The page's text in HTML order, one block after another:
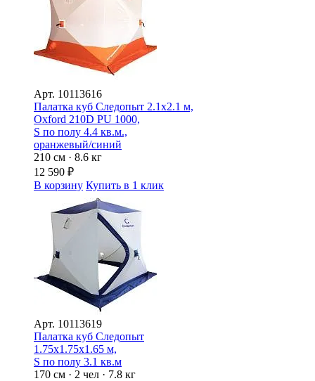
Арт. 10113616
Палатка куб Следопыт 2.1х2.1 м,
Oxford 210D PU 1000,
S по полу 4.4 кв.м.,
оранжевый/синий
210 см · 8.6 кг
12 590 ₽
В корзину Купить в 1 клик
Арт. 10113619
Палатка куб Следопыт
1.75х1.75х1.65 м,
S по полу 3.1 кв.м
170 см · 2 чел · 7.8 кг